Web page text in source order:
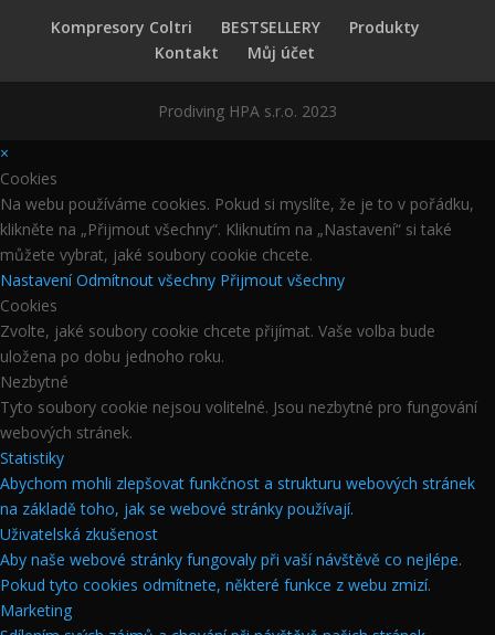
Kompresory Coltri BESTSELLERY
Produkty
Kontakt
Můj účet
Prodiving HPA s.r.o. 2023
×
Cookies
Na webu používáme cookies. Pokud si myslíte, že je to v pořádku,
klikněte na „Přijmout všechny“. Kliknutím na „Nastavení“ si také
můžete vybrat, jaké soubory cookie chcete.
NastaveníOdmítnout všechny Přijmout všechny
Cookies
Zvolte, jaké soubory cookie chcete přijímat. Vaše volba bude
uložena po dobu jednoho roku.
Nezbytné
Tyto soubory cookie nejsou volitelné. Jsou nezbytné pro fungování
webových stránek.
Statistiky
Abychom mohli zlepšovat funkčnost a strukturu webových stránek
na základě toho, jak se webové stránky používají.
Uživatelská zkušenost
Aby naše webové stránky fungovaly při vaší návštěvě co nejlépe.
Pokud tyto cookies odmítnete, některé funkce z webu zmizí.
Marketing